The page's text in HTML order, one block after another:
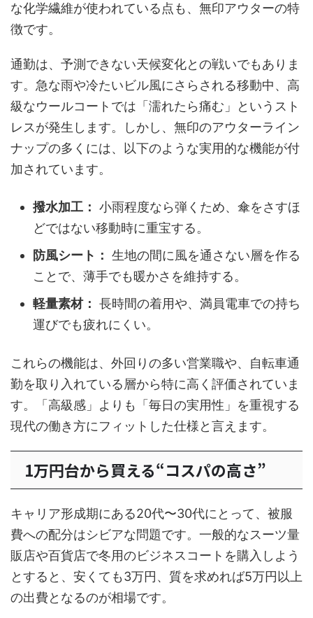
な化学繊維が使われている点も、無印アウターの特
徴です。
通勤は、予測できない天候変化との戦いでもありま
す。急な雨や冷たいビル風にさらされる移動中、高
級なウールコートでは「濡れたら痛む」というスト
レスが発生します。しかし、無印のアウターライン
ナップの多くには、以下のような実用的な機能が付
加されています。
撥水加工： 小雨程度なら弾くため、傘をさすほ
どではない移動時に重宝する。
防風シート： 生地の間に風を通さない層を作る
ことで、薄手でも暖かさを維持する。
軽量素材： 長時間の着用や、満員電車での持ち
運びでも疲れにくい。
これらの機能は、外回りの多い営業職や、自転車通
勤を取り入れている層から特に高く評価されていま
す。「高級感」よりも「毎日の実用性」を重視する
現代の働き方にフィットした仕様と言えます。
1万円台から買える“コスパの高さ”
キャリア形成期にある20代〜30代にとって、被服
費への配分はシビアな問題です。一般的なスーツ量
販店や百貨店で冬用のビジネスコートを購入しよう
とすると、安くても3万円、質を求めれば5万円以上
の出費となるのが相場です。